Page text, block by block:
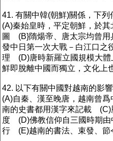
41. 有關中韓(朝鮮)關係，下列
(A)秦始皇時，平定朝鮮，於
圖 (B}隋煬帝、唐太宗均曾
發中日第一次大戰－白江口之
理 (D)唐時新羅立國規模大
鮮即脫離中國而獨立，文化上
42. 以下有關中國對越南的影
(A)自秦、漢至晚唐，越南曾
南的史書都用漢字來記載 (C)
度 (D)佛教信仰自三國時期由
行 (E)越南的書法、束發、節